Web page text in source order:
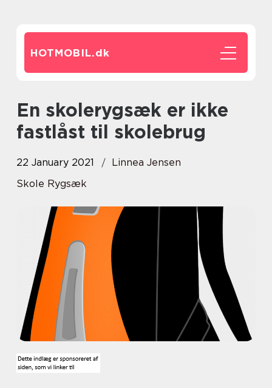
HOTMOBIL.dk
En skolerygsæk er ikke
fastlåst til skolebrug
22 January 2021
Linnea Jensen
Skole Rygsæk